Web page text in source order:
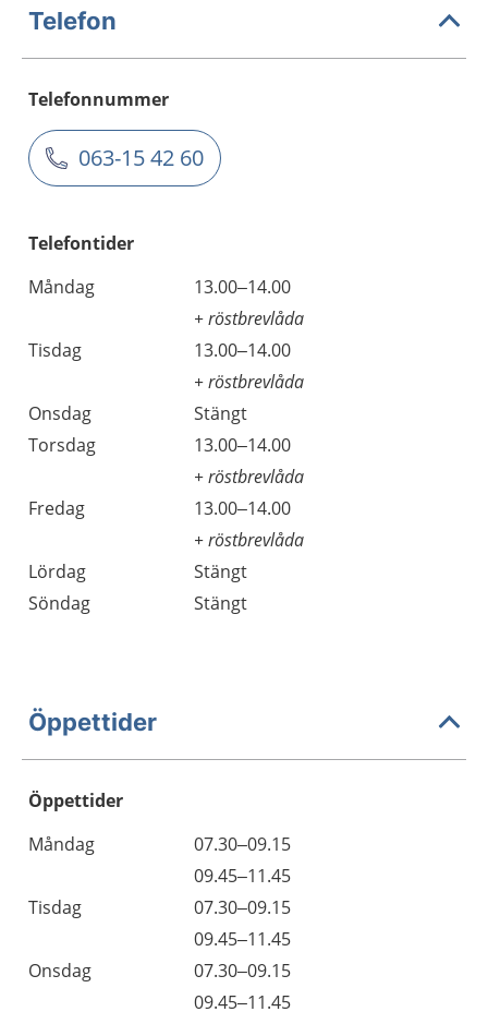
Telefon
Telefonnummer
063-15 42 60
Telefontider
Måndag
13.00–14.00
+ röstbrevlåda
Tisdag
13.00–14.00
+ röstbrevlåda
Onsdag
Stängt
Torsdag
13.00–14.00
+ röstbrevlåda
Fredag
13.00–14.00
+ röstbrevlåda
Lördag
Stängt
Söndag
Stängt
Öppettider
Öppettider
Dag
Öppettider
Kommentarer
Måndag
07.30–09.15
09.45–11.45
Tisdag
07.30–09.15
09.45–11.45
Onsdag
07.30–09.15
09.45–11.45